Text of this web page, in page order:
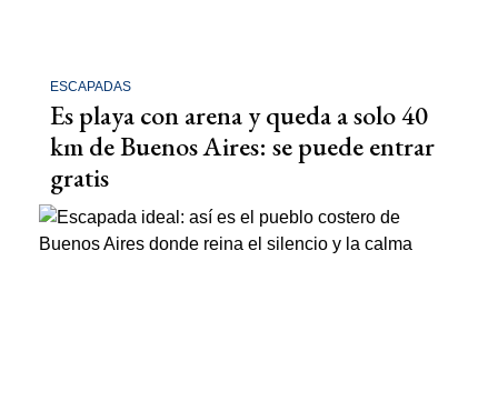
ESCAPADAS
Es playa con arena y queda a solo 40
km de Buenos Aires: se puede entrar
gratis